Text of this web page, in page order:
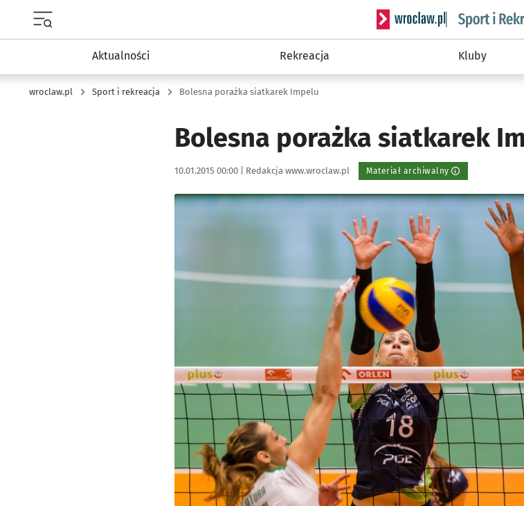
Serwis informacyjny
Aktualności Rekreacja Kluby
wroclaw.pl Sport i rekreacja Bolesna porażka siatkarek Impelu
Bolesna porażka siatkarek
Data publikacji:
10.01.2015 00:00 | Autor:
Redakcja www.wroclaw.pl Materiał archiwalny
Kliknij, aby powiększyć